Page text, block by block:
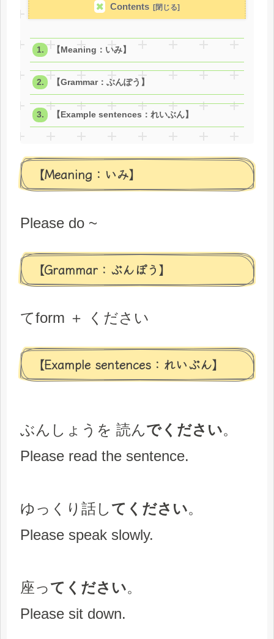
Contents
【Meaning：いみ】
【Grammar：ぶんぽう】
【Example sentences：れいぶん】
【Meaning：いみ】
Please do ~
【Grammar：ぶんぽう】
てform ＋ ください
【Example sentences：れいぶん】
ぶんしょうを 読んでください。
Please read the sentence.
ゆっくり話し てください。
Please speak slowly.
座ってください。
Please sit down.